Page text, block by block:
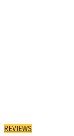
REVIEWS